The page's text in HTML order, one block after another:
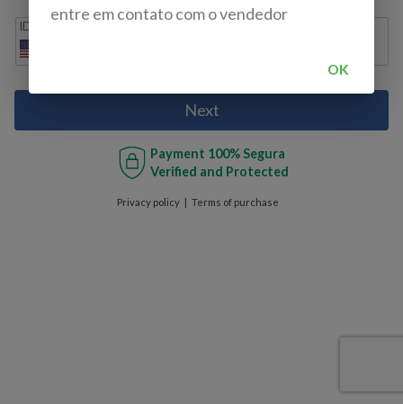
IDD
Next
Payment 100% Segura
Verified and Protected
Privacy policy Terms of purchase
entre em contato com o vendedor
OK